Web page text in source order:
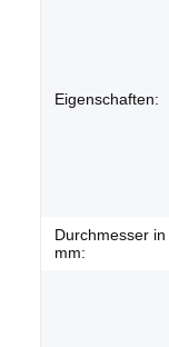
Eigenschaften:
Durchmesser in
mm: